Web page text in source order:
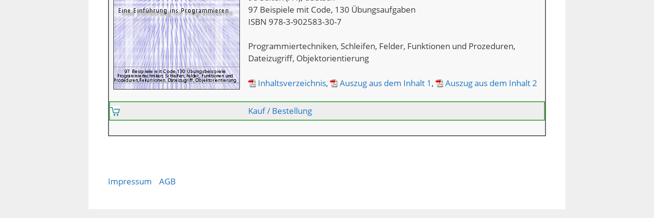
97 Beispiele mit Code, 130 Übungsaufgaben
ISBN 978-3-902583-30-7
Programmiertechniken, Schleifen, Felder, Funktionen und Prozeduren,
Dateizugriff, Objektorientierung
Inhaltsverzeichnis, Auszug aus dem Inhalt 1 , Auszug aus dem Inhalt 2
Kauf / Bestellung
Impressum AGB